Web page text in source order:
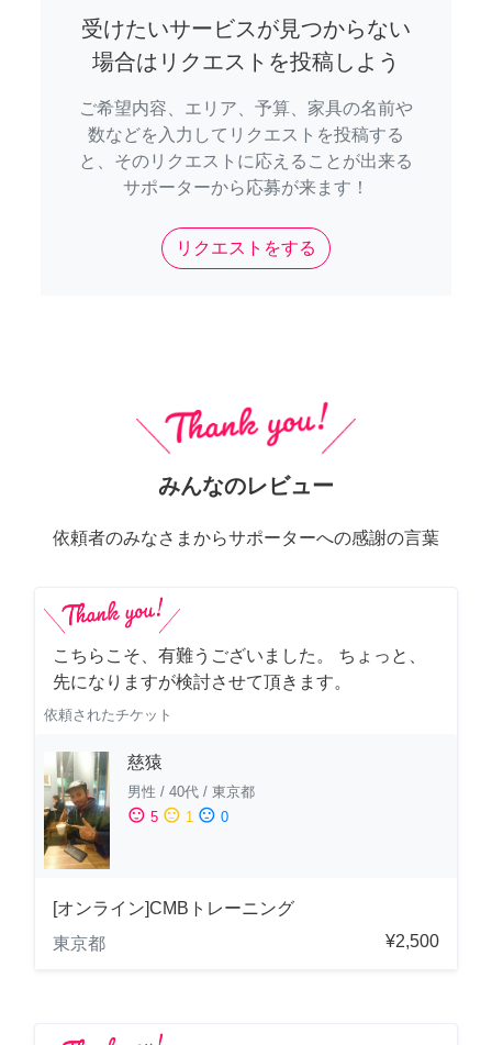
受けたいサービスが見つからない
場合はリクエストを投稿しよう
ご希望内容、エリア、予算、家具の名前や
数などを入力してリクエストを投稿する
と、そのリクエストに応えることが出来る
サポーターから応募が来ます！
リクエストをする
みんなのレビュー
依頼者のみなさまからサポーターへの感謝の言葉
こちらこそ、有難うございました。 ちょっと、
先になりますが検討させて頂きます。
依頼されたチケット
慈猿
男性 / 40代 / 東京都
sentiment_satisfied 5 sentiment_neutral 1 sentiment_dissatisfied 0
[オンライン]CMBトレーニング
東京都
¥2,500